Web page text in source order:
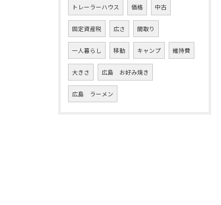
トレーラーハウス 価格 中古
固定資産税 広さ 間取り
一人暮らし 移動 キャンプ 維持費
大きさ 広島 お好み焼き
広島 ラーメン